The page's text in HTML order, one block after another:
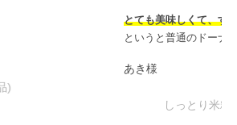
ぐにリピート
しました！米粉のドーナツ
ナツに比べてなにか物足りな...もっと見る